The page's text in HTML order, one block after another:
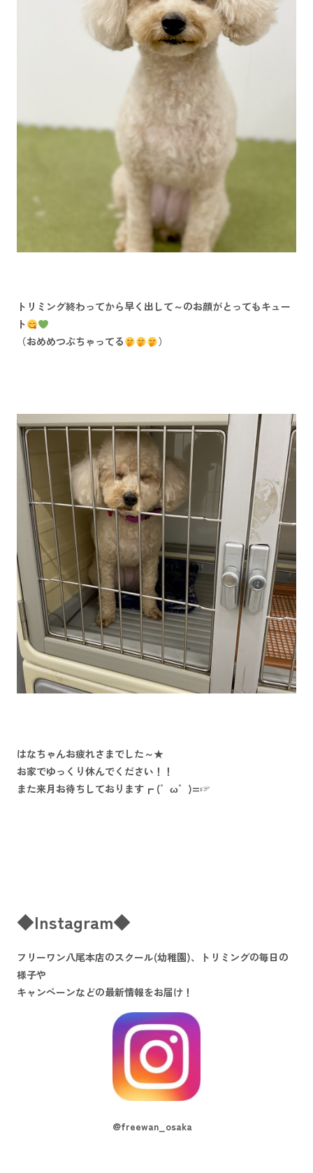
トリミング終わってから早く出して～のお顔がとってもキュー
ト
（おめめつぶちゃってる
）
はなちゃんお疲れさまでした～★
お家でゆっくり休んでください！！
また来月お待ちしております┏ (゜ω゜)=☞
◆Instagram◆
フリーワン八尾本店のスクール(幼稚園)、トリミングの毎日の
様子や
キャンペーンなどの最新情報をお届け！
@freewan_osaka